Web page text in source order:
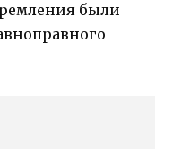
были